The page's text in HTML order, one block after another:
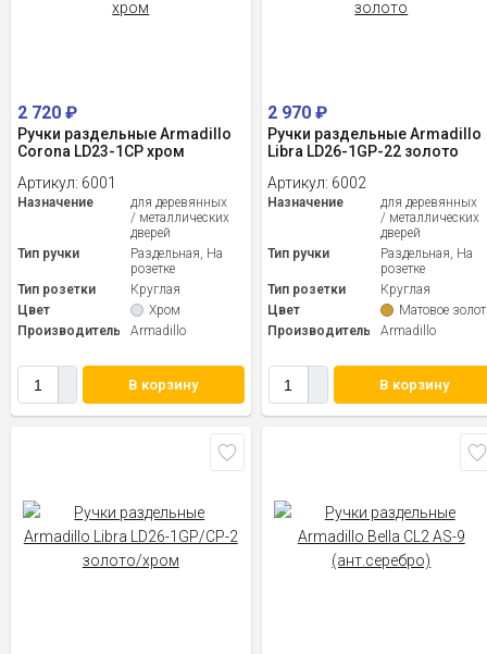
2 720 ₽
Ручки раздельные Armadillo
Corona LD23-1CP хром
Артикул: 6001
Назначение
для деревянных
/ металлических
дверей
Тип ручки
Раздельная, На
розетке
Тип розетки
Круглая
Цвет
Хром
Производитель
Armadillo
В корзину
2 970₽
Ручки раздельные Armadillo
Libra LD26-1GP-22 золото
Артикул: 6002
Назначение
для деревянных
/ металлических
дверей
Тип ручки
Раздельная, На
розетке
Тип розетки
Круглая
Цвет
Матовое
Производитель
Armadillo
В корзину